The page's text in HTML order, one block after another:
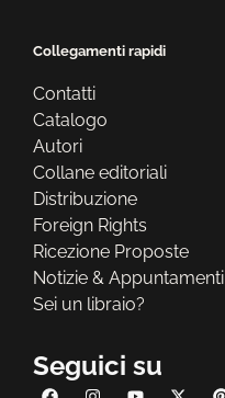
Collegamenti rapidi
Contatti
Catalogo
Autori
Collane editoriali
Distribuzione
Foreign Rights
Ricezione Proposte
Notizie & Appuntamenti
Sei un libraio?
Seguici su